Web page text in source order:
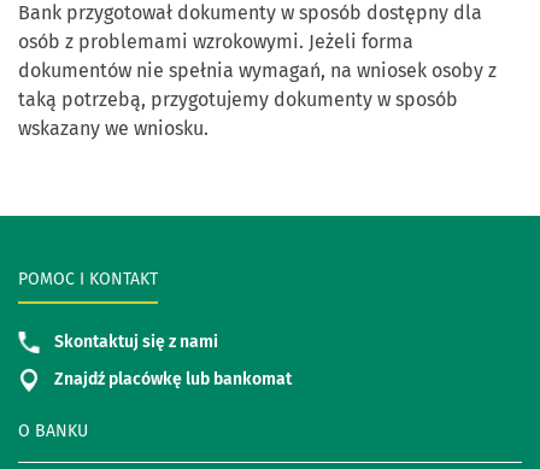
Bank przygotował dokumenty w sposób dostępny dla
osób z problemami wzrokowymi. Jeżeli forma
dokumentów nie spełnia wymagań, na wniosek osoby z
taką potrzebą, przygotujemy dokumenty w sposób
wskazany we wniosku.
O BANKU
POMOC I KONTAKT
Skontaktuj się z nami
Znajdź placówkę lub bankomat